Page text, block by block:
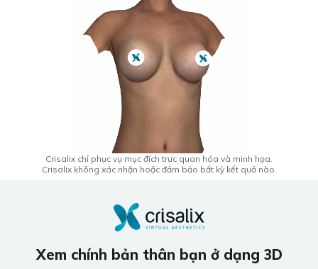
Crisalix chỉ phục vụ mục đích trực quan hóa và minh họa.
Crisalix không xác nhận hoặc đảm bảo bất kỳ kết quả nào.
Xem chính bản thân bạn ở dạng 3D